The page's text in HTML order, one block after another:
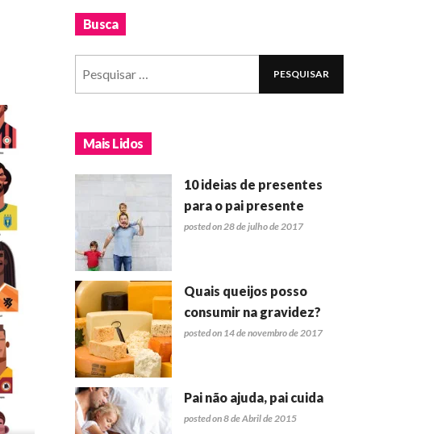
Busca
Mais Lidos
10 ideias de presentes
para o pai presente
posted on 28 de julho de 2017
Quais queijos posso
consumir na gravidez?
posted on 14 de novembro de 2017
Pai não ajuda, pai cuida
posted on 8 de Abril de 2015